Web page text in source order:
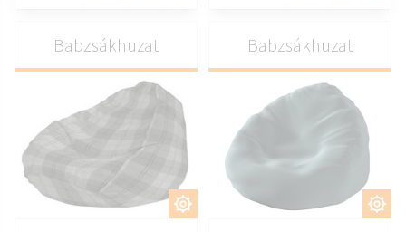
TESTRESZAB
Babzsákhuzat
TESTRESZAB
Babzsákhuzat